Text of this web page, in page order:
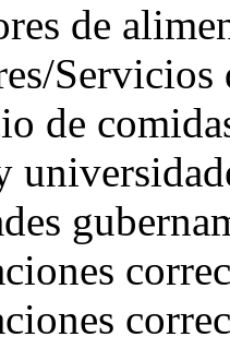
de
Servicios
de